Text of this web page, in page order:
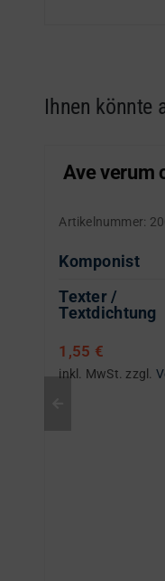
Ihnen könnte
Ave verum
Artikelnummer:
Komponist
Texter /
Textdichtung
1,55 €
inkl. MwSt. zzgl.